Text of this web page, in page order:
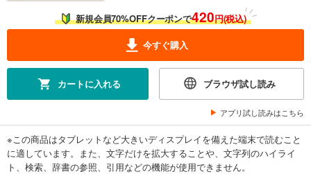
新規会員70%OFFクーポンで420円(税込)
今すぐ購入
カートに入れる ブラウザ試し読み
アプリ試し読みはこちら
※この商品はタブレットなど大きいディスプレイを備えた端末で読むこと
に適しています。また、文字だけを拡大することや、文字列のハイライ
ト、検索、辞書の参照、引用などの機能が使用できません。